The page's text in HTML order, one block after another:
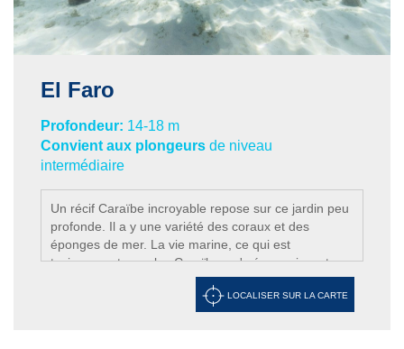
El Faro
Profondeur: 14-18 m
Convient aux plongeurs de niveau
intermédiaire
Un récif Caraïbe incroyable repose sur ce jardin peu
profonde. Il a y une variété des coraux et des
éponges de mer. La vie marine, ce qui est
typiquement pour les Caraïbes, s'y épanouissent.
LOCALISER SUR LA CARTE